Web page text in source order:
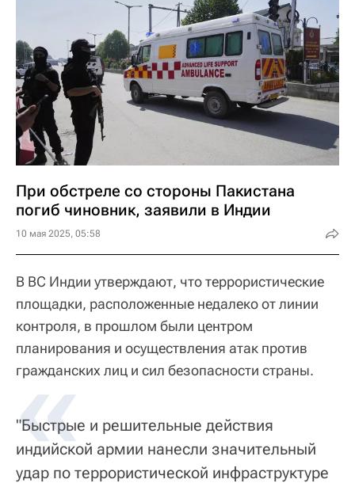
При обстреле со стороны Пакистана
погиб чиновник, заявили в Индии
10 мая 2025, 05:58
В ВС Индии утверждают, что террористические
площадки, расположенные недалеко от линии
контроля, в прошлом были центром
планирования и осуществления атак против
гражданских лиц и сил безопасности страны.
«
"Быстрые и решительные действия
индийской армии нанесли значительный
удар по террористической инфраструктуре